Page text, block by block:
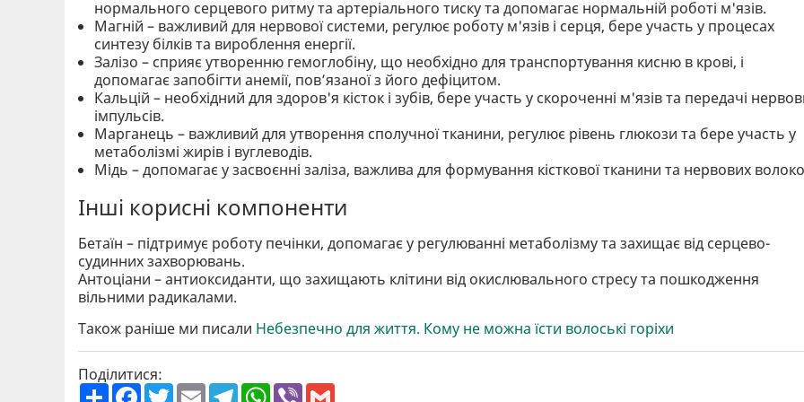
нормального серцевого ритму та артеріального тиску та допомагає нормальній роботі м'язів.
Магній – важливий для нервової системи, регулює роботу м'язів і серця, бере участь у процесах
синтезу білків та вироблення енергії.
Залізо – сприяє утворенню гемоглобіну, що необхідно для транспортування кисню в крові, і
допомагає запобігти анемії, пов’язаної з його дефіцитом.
Кальцій – необхідний для здоров'я кісток і зубів, бере участь у скороченні м'язів та передачі
імпульсів.
Марганець – важливий для утворення сполучної тканини, регулює рівень глюкози та бере участь у
метаболізмі жирів і вуглеводів.
Мідь – допомагає у засвоєнні заліза, важлива для формування кісткової тканини та нервових
Інші корисні компоненти
Бетаїн – підтримує роботу печінки, допомагає у регулюванні метаболізму та захищає від серцево-
судинних захворювань.
Антоціани – антиоксиданти, що захищають клітини від окислювального стресу та пошкодження
вільними радикалами.
Також раніше ми писали Небезпечно для життя. Кому не можна їсти волоські горіхи
Поділитися:
П
F T E T W V